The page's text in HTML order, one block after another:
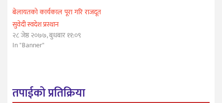
बेलायतको कार्यकाल पूरा गरि राजदूत
सुवेदी स्वदेश प्रस्थान
२८ जेष्ठ २०७७, बुधबार ११:०९
In "Banner"
तपाईको प्रतिक्रिया